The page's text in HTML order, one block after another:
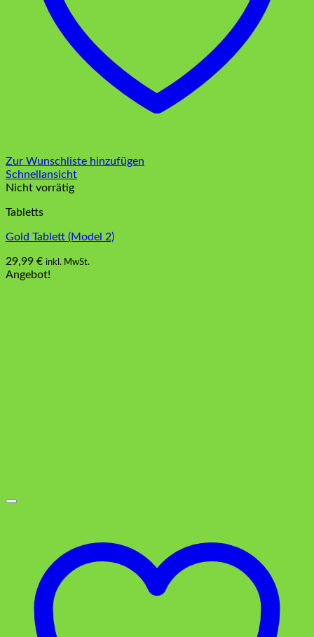
Zur Wunschliste hinzufügen
Schnellansicht
Nicht vorrätig
Tabletts
Gold Tablett (Model 2)
29,99 € inkl. MwSt.
Angebot!